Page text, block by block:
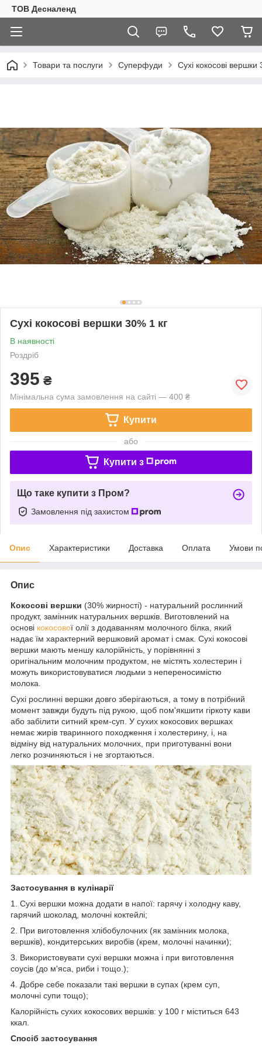
ТОВ Десналенд
Товари та послуги Суперфуди Сухі кокосові вершки
Сухі кокосові вершки 30% 1 кг
В наявності
Роздріб
395 ₴
Мінімальна сума замовлення на сайті — 400 ₴
Купити
або
Купити з
Що таке купити з Пром?
Замовлення під захистом
Опис Характеристики Доставка Оплата Умови
Опис
Кокосові вершки (30% жирності) - натуральний рослинний
продукт, замінник натуральних вершків. Виготовлений на
основі кокосової олії з додаванням молочного білка, який
надає їм характерний вершковий аромат і смак. Сухі кокосові
вершки мають меншу калорійність, у порівнянні з
оригінальним молочним продуктом, не містять холестерин і
можуть використовуватися людьми з непереносимістю
молока.
Сухі рослинні вершки довго зберігаються, а тому в потрібний
момент завжди будуть під рукою, щоб пом'якшити гіркоту кави
або забілити ситний крем-суп. У сухих кокосових вершках
немає жирів тваринного походження і холестерину, і, на
відміну від натуральних молочних, при приготуванні вони
легко розчиняються і не згортаються.
Застосування в кулінарії
1. Сухі вершки можна додати в напої: гарячу і холодну каву,
гарячий шоколад, молочні коктейлі;
2. При виготовлення хлібобулочних (як замінник молока,
вершків), кондитерських виробів (крем, молочні начинки);
3. Використовувати сухі вершки можна і при виготовлення
соусів (до м'яса, риби і тощо.);
4. Добре себе показали такі вершки в супах (крем суп,
молочні супи тощо);
Калорійність сухих кокосових вершків: у 100 г міститься 643
ккал.
Спосіб застосування